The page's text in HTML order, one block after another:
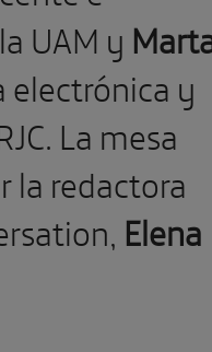
UAM y
electrónica y
La mesa
la redactora
Elena